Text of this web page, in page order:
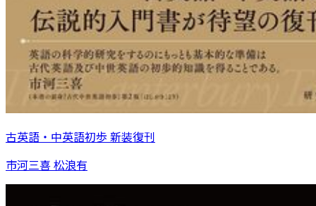
古英語・中英語初歩 新装復刊
市河三喜 松浪有